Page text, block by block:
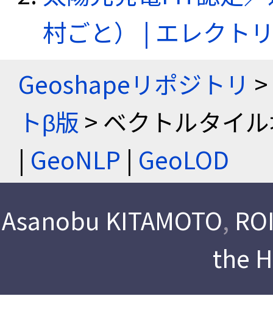
村ごと） | エレクト
Geoshapeリポジトリ >
トβ版 > ベクトルタイ
| GeoNLP | GeoLOD
Asanobu KITAMOTO,
the